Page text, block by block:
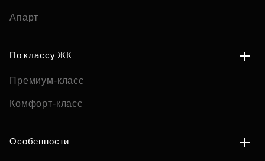
Апарт
По классу ЖК
Премиум-класс
Комфорт-класс
Особенности